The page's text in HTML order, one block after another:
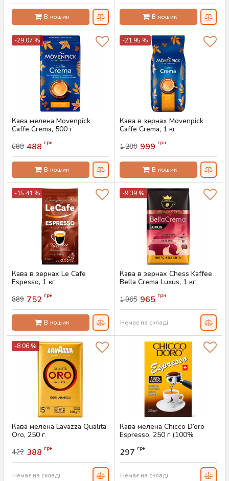
В кошик В кошик
-29.07 %
Кава мелена Movenpick
Caffe Crema, 500 г
688 488 грн
В кошик
-21.95 %
Кава в зернах Movenpick
Caffe Crema, 1 кг
1 280 999 грн
В кошик
-15.41 %
Кава в зернах Le Cafe
Espesso, 1 кг
889 752 грн
В кошик
-9.39 %
Кава в зернах Chess Kaffee
Bella Crema Luxus, 1 кг
1 065 965 грн
Немає на складі
-8.06 %
Кава мелена Lavazza Qualita
Oro, 250 г
422 388 грн
Немає на складі
Кава мелена Chicco D’oro
Espresso, 250 г (100%
арабіка)
Артикул:
297 грн
Немає на складі